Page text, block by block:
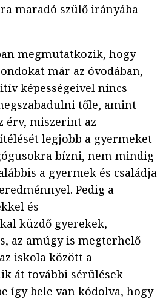
maradó szülő irányába
megmutatkozik, hogy
már az óvodában,
képességeivel nincs
tőle, amint
érv, miszerint az
legjobb a gyermeket
bízni, nem mindig
a gyermek és családja
Pedig a
és
küzdő gyerekek,
az amúgy is megterhelő
iskola között a
át további sérülések
így bele van kódolva, hogy